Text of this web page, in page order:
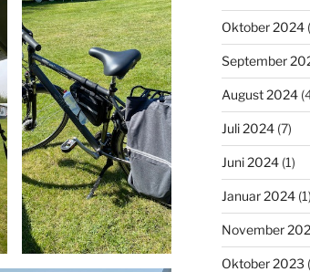
Oktober 2024
September
August 2024
Juli 2024(7)
Juni 2024(1)
Januar 2024(1)
November
Oktober 2023